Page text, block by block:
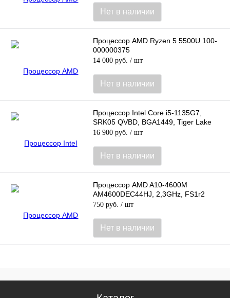
Нет в наличии
Процессор AMD Ryzen 5 5500U 100-
000000375
14 000 руб. / шт
Нет в наличии
Процессор Intel Core i5-1135G7,
SRK05 QVBD, BGA1449, Tiger Lake
16 900 руб. / шт
Нет в наличии
Процессор AMD A10-4600M
AM4600DEC44HJ, 2,3GHz, FS1r2
750 руб. / шт
Нет в наличии